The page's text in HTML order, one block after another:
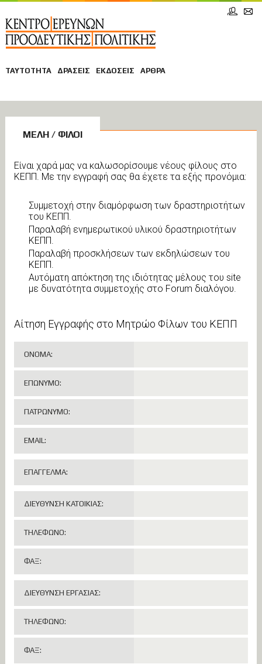
ΤΑΥΤΟΤΗΤΑ ΔΡΑΣΕΙΣ ΕΚΔΟΣΕΙΣ ΑΡΘΡΑ
ΜΕΛΗ / ΦΙΛΟΙ
Είναι χαρά μας να καλωσορίσουμε νέους φίλους στο
ΚΕΠΠ. Με την εγγραφή σας θα έχετε τα εξής προνόμια:
Συμμετοχή στην διαμόρφωση των δραστηριοτήτων
του ΚΕΠΠ.
Παραλαβή ενημερωτικού υλικού δραστηριοτήτων
ΚΕΠΠ.
Παραλαβή προσκλήσεων των εκδηλώσεων του
ΚΕΠΠ.
Αυτόματη απόκτηση της ιδιότητας μέλους του site
με δυνατότητα συμμετοχής στο Forum διαλόγου.
Αίτηση Εγγραφής στο Μητρώο Φίλων του ΚΕΠΠ
ΟΝΟΜΑ:
ΕΠΩΝΥΜΟ:
ΠΑΤΡΩΝΥΜΟ:
EMAIL:
ΕΠΑΓΓΕΛΜΑ:
ΔΙΕΥΘΥΝΣΗ ΚΑΤΟΙΚΙΑΣ:
ΤΗΛΕΦΩΝΟ:
ΦΑΞ:
ΔΙΕΥΘΥΝΣΗ ΕΡΓΑΣΙΑΣ:
ΤΗΛΕΦΩΝΟ:
ΦΑΞ: